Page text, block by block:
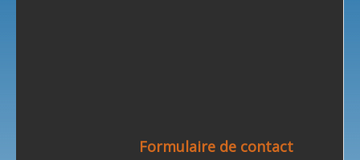
Formulaire de contact